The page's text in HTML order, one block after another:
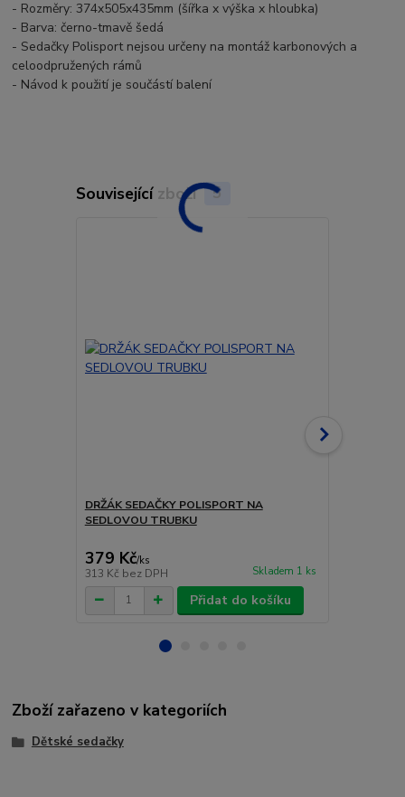
- Rozměry: 374x505x435mm (šířka x výška x hloubka)
- Barva: černo-tmavě šedá
- Sedačky Polisport nejsou určeny na montáž karbonových a
celoodpružených rámů
- Návod k použití je součástí balení
Související zboží 5
DRŽÁK SEDAČKY POLISPORT NA
SEDLOVOU TRUBKU
379 Kč/ks
313 Kč bez DPH Skladem 1 ks
Přidat do košíku
Zboží zařazeno v kategoriích
Dětské sedačky